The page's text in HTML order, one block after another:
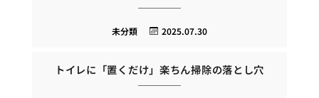
2025.07.30
未分類
トイレに「置くだけ」楽ちん掃除の落とし穴